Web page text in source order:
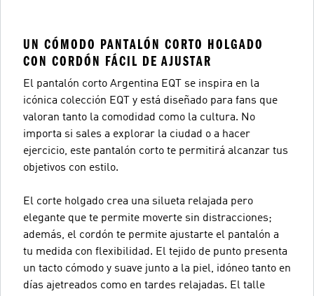
UN CÓMODO PANTALÓN CORTO HOLGADO
CON CORDÓN FÁCIL DE AJUSTAR
El pantalón corto Argentina EQT se inspira en la
icónica colección EQT y está diseñado para fans que
valoran tanto la comodidad como la cultura. No
importa si sales a explorar la ciudad o a hacer
ejercicio, este pantalón corto te permitirá alcanzar tus
objetivos con estilo.
El corte holgado crea una silueta relajada pero
elegante que te permite moverte sin distracciones;
además, el cordón te permite ajustarte el pantalón a
tu medida con flexibilidad. El tejido de punto presenta
un tacto cómodo y suave junto a la piel, idóneo tanto en
días ajetreados como en tardes relajadas. El talle